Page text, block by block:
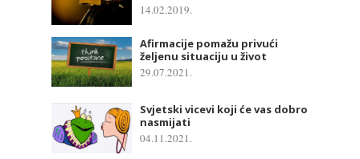
14.02.2019.
Afirmacije pomažu privući
željenu situaciju u život
29.07.2021.
Svjetski vicevi koji će vas dobro
nasmijati
04.11.2021.